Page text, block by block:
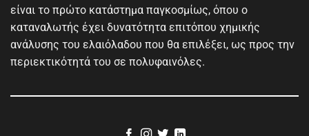
είναι το πρώτο κατάστημα παγκοσμίως, όπου ο
καταναλωτής έχει δυνατότητα επιτόπου χημικής
ανάλυσης του ελαιόλαδου που θα επιλέξει, ως προς την
περιεκτικότητά του σε πολυφαινόλες.